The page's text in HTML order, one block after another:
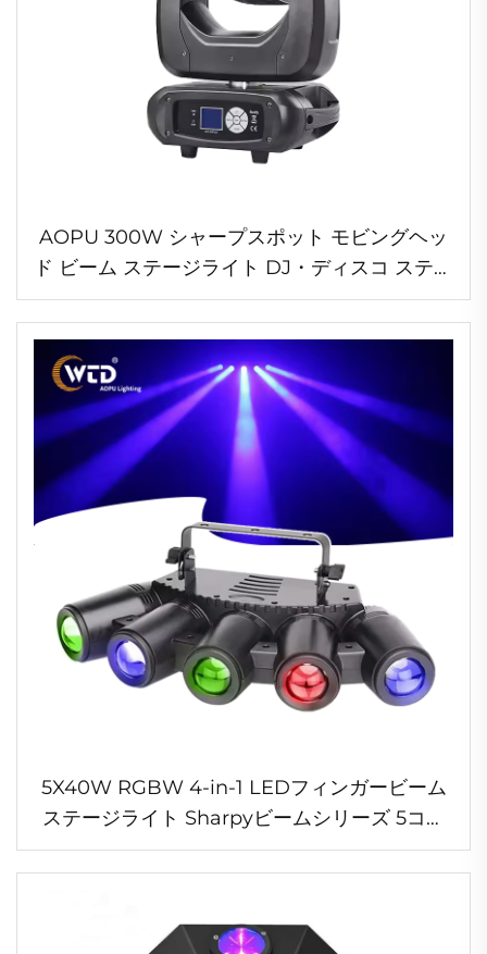
AOPU 300W シャープスポット モビングヘッ
ド ビーム ステージライト DJ・ディスコ ステー
ジ照明用
5X40W RGBW 4-in-1 LEDフィンガービーム
ステージライト Sharpyビームシリーズ 5コン
ビネーション DJ用 アルミ製ランプボディ